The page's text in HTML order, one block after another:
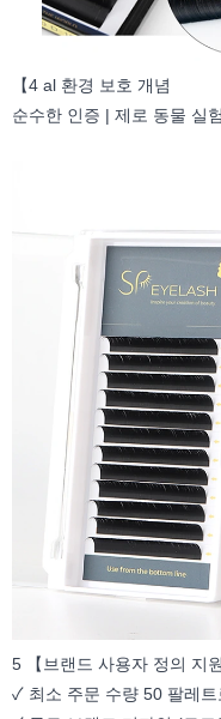
【4 al 환경 보호 개념
순수한 인증 | 제로 동물 실
5 【브랜드 사용자 정의 지원
✓ 최소 주문 수량 50 팔레